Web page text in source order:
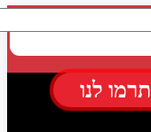
תרמו לנו